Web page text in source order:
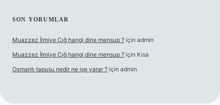
SON YORUMLAR
Muazzez İlmiye Çığ hangi dine mensup ? için admin
Muazzez İlmiye Çığ hangi dine mensup ? için Kısa
Osmanlı tapusu nedir ne işe yarar ? için admin